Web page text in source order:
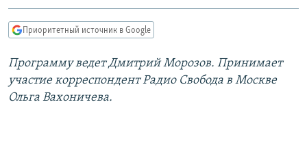
Вернутся
поиску
КАВКАЗ.РЕАЛИИ
СЕВЕР.РЕАЛИИ
СИБИРЬ.РЕАЛИИ
Приоритетный источник в Google
Программу ведет Дмитрий Морозов. Принимает
участие корреспондент Радио Свобода в Москве
Ольга Вахоничева.